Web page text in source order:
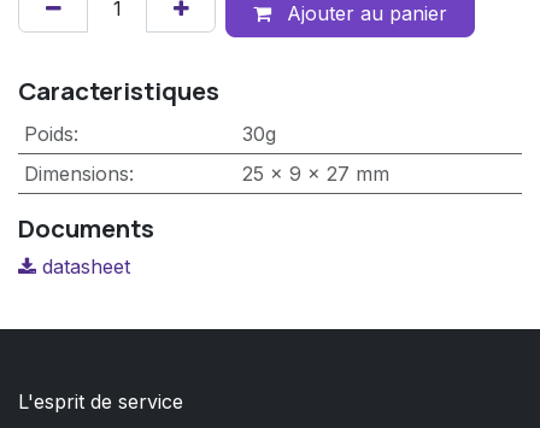
Ajouter au panier
Caracteristiques
Poids:
30g
Dimensions: 25 x 9 x 27 mm
Documents
datasheet
L'esprit de service